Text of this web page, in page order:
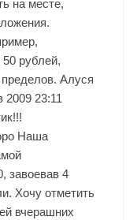
на месте,
рублей,
Алуся
2009 23:11
Наша
завоевав 4
Хочу отметить
вчерашних